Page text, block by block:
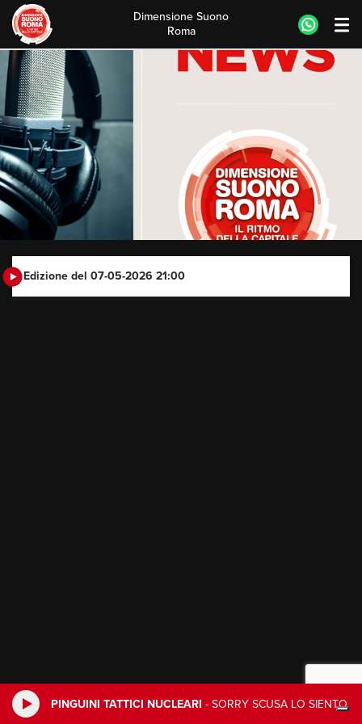
PINGUINI TATTICI NUCLEARI - SORRY SCUSA LO SIENTO
Skip
to
content
Dimensione Suono
Roma
Edizione del 07-05-2026 21:00